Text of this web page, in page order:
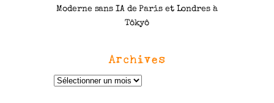
Moderne sans IA de Paris et Londres à
Tôkyô
Archives
A